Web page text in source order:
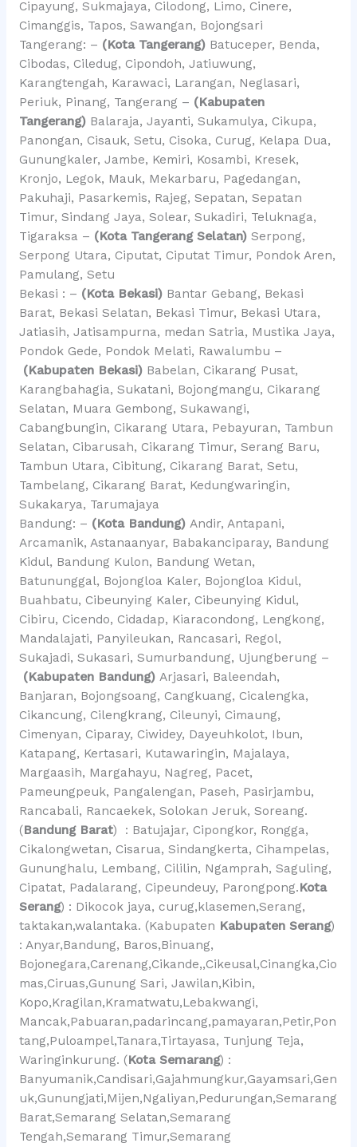
Cipayung, Sukmajaya, Cilodong, Limo, Cinere,
Cimanggis, Tapos, Sawangan, Bojongsari
Tangerang: – (Kota Tangerang)Batuceper, Benda,
Cibodas, Ciledug, Cipondoh, Jatiuwung,
Karangtengah, Karawaci, Larangan, Neglasari,
Periuk, Pinang, Tangerang – (Kabupaten
Tangerang)Balaraja, Jayanti, Sukamulya, Cikupa,
Panongan, Cisauk, Setu, Cisoka, Curug, Kelapa Dua,
Gunungkaler, Jambe, Kemiri, Kosambi, Kresek,
Kronjo, Legok, Mauk, Mekarbaru, Pagedangan,
Pakuhaji, Pasarkemis, Rajeg, Sepatan, Sepatan
Timur, Sindang Jaya, Solear, Sukadiri, Teluknaga,
Tigaraksa – (Kota Tangerang Selatan)Serpong,
Serpong Utara, Ciputat, Ciputat Timur, Pondok Aren,
Pamulang, Setu
Bekasi : – (Kota Bekasi)Bantar Gebang, Bekasi
Barat, Bekasi Selatan, Bekasi Timur, Bekasi Utara,
Jatiasih, Jatisampurna, medan Satria, Mustika Jaya,
Pondok Gede, Pondok Melati, Rawalumbu –
(Kabupaten Bekasi)Babelan, Cikarang Pusat,
Karangbahagia, Sukatani, Bojongmangu, Cikarang
Selatan, Muara Gembong, Sukawangi,
Cabangbungin, Cikarang Utara, Pebayuran, Tambun
Selatan, Cibarusah, Cikarang Timur, Serang Baru,
Tambun Utara, Cibitung, Cikarang Barat, Setu,
Tambelang, Cikarang Barat, Kedungwaringin,
Sukakarya, Tarumajaya
Bandung: – (Kota Bandung)Andir, Antapani,
Arcamanik, Astanaanyar, Babakanciparay, Bandung
Kidul, Bandung Kulon, Bandung Wetan,
Batununggal, Bojongloa Kaler, Bojongloa Kidul,
Buahbatu, Cibeunying Kaler, Cibeunying Kidul,
Cibiru, Cicendo, Cidadap, Kiaracondong, Lengkong,
Mandalajati, Panyileukan, Rancasari, Regol,
Sukajadi, Sukasari, Sumurbandung, Ujungberung –
(Kabupaten Bandung)Arjasari, Baleendah,
Banjaran, Bojongsoang, Cangkuang, Cicalengka,
Cikancung, Cilengkrang, Cileunyi, Cimaung,
Cimenyan, Ciparay, Ciwidey, Dayeuhkolot, Ibun,
Katapang, Kertasari, Kutawaringin, Majalaya,
Margaasih, Margahayu, Nagreg, Pacet,
Pameungpeuk, Pangalengan, Paseh, Pasirjambu,
Rancabali, Rancaekek, Solokan Jeruk, Soreang.
(Bandung Barat) : Batujajar, Cipongkor, Rongga,
Cikalongwetan, Cisarua, Sindangkerta, Cihampelas,
Gununghalu, Lembang, Cililin, Ngamprah, Saguling,
Cipatat, Padalarang, Cipeundeuy, Parongpong.Kota
Serang) : Dikocok jaya, curug,klasemen,Serang,
taktakan,walantaka. (Kabupaten Kabupaten Serang)
: Anyar,Bandung, Baros,Binuang,
Bojonegara,Carenang,Cikande,,Cikeusal,Cinangka,Cio
mas,Ciruas,Gunung Sari, Jawilan,Kibin,
Kopo,Kragilan,Kramatwatu,Lebakwangi,
Mancak,Pabuaran,padarincang,pamayaran,Petir,Pon
tang,Puloampel,Tanara,Tirtayasa, Tunjung Teja,
Waringinkurung. (Kota Semarang) :
Banyumanik,Candisari,Gajahmungkur,Gayamsari,Gen
uk,Gunungjati,Mijen,Ngaliyan,Pedurungan,Semarang
Barat,Semarang Selatan,Semarang
Tengah,Semarang Timur,Semarang